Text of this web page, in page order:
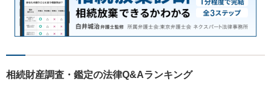
相続財産調査・鑑定の法律Q&Aランキング